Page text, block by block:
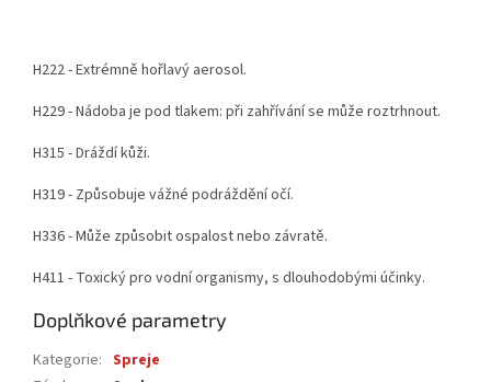
H222 - Extrémně hořlavý aerosol.
H229 - Nádoba je pod tlakem: při zahřívání se může roztrhnout.
H315 - Dráždí kůži.
H319 - Způsobuje vážné podráždění očí.
H336 - Může způsobit ospalost nebo závratě.
H411 - Toxický pro vodní organismy, s dlouhodobými účinky.
Doplňkové parametry
Kategorie: Spreje